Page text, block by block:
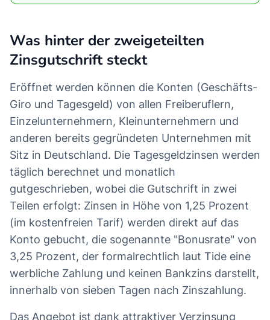
Was hinter der zweigeteilten
Zinsgutschrift steckt
Eröffnet werden können die Konten (Geschäfts-
Giro und Tagesgeld) von allen Freiberuflern,
Einzelunternehmern, Kleinunternehmern und
anderen bereits gegründeten Unternehmen mit
Sitz in Deutschland. Die Tagesgeldzinsen werden
täglich berechnet und monatlich
gutgeschrieben, wobei die Gutschrift in zwei
Teilen erfolgt: Zinsen in Höhe von 1,25 Prozent
(im kostenfreien Tarif) werden direkt auf das
Konto gebucht, die sogenannte "Bonusrate" von
3,25 Prozent, der formalrechtlich laut Tide eine
werbliche Zahlung und keinen Bankzins darstellt,
innerhalb von sieben Tagen nach Zinszahlung.
Das Angebot ist dank attraktiver Verzinsung